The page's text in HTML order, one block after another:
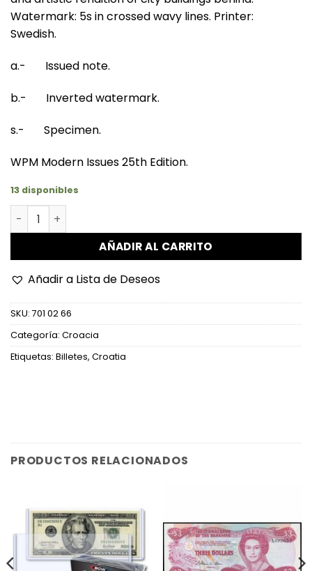
Watermark: 5s in crossed wavy lines. Printer:
Swedish.
a.- Issued note.
b.- Inverted watermark.
s.- Specimen.
WPM Modern Issues 25th Edition.
13 disponibles
Croacia - P19a - 25 Dinara cantidad
AÑADIR AL CARRITO
Añadir a Lista de Deseos
SKU: 701 02 66
Categoría: Croacia
Etiquetas: Billetes, Croatia
PRODUCTOS RELACIONADOS